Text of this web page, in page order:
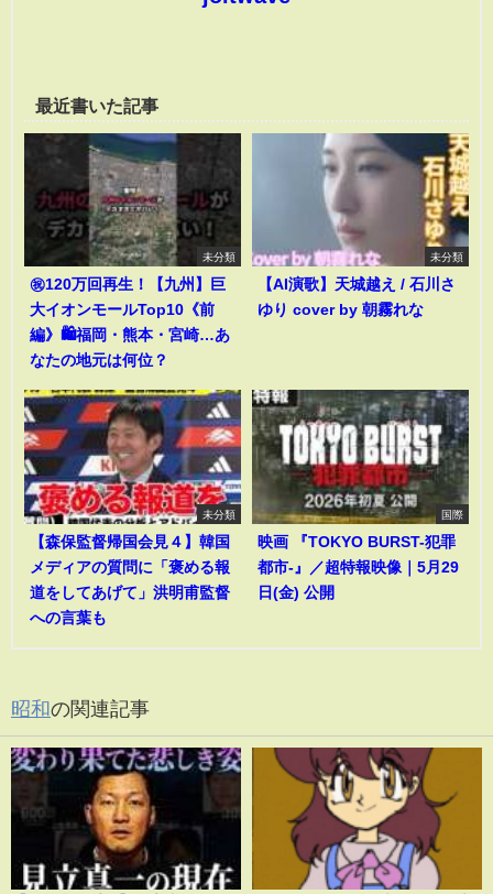
最近書いた記事
未分類
㊗️120万回再生！【九州】巨
大イオンモールTop10《前
編》🛍️福岡・熊本・宮崎…あ
なたの地元は何位？
未分類
【AI演歌】天城越え / 石川さ
ゆり cover by 朝霧れな
未分類
【森保監督帰国会見４】韓国
メディアの質問に「褒める報
道をしてあげて」洪明甫監督
への言葉も
国際
映画 『TOKYO BURST-犯罪
都市-』／超特報映像｜5月29
日(金) 公開
昭和の関連記事